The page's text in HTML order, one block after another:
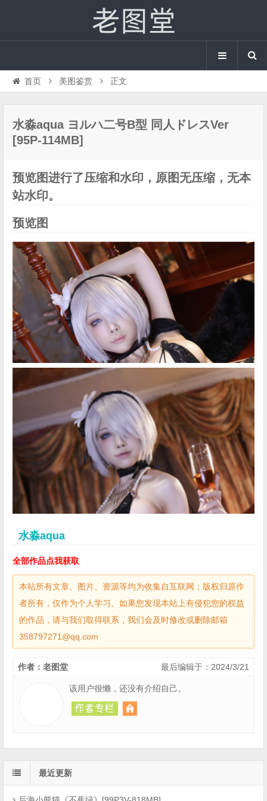
首页 美图鉴赏 正文
水淼aqua ヨルハ二号B型 同人ドレスVer
[95P-114MB]
预览图进行了压缩和水印，原图无压缩，无本
站水印。
预览图
水淼aqua
全部作品点我获取
本站所有文章、图片、资源等均为收集自互联网；版权归原作
者所有，仅作为个人学习、如果您发现本站上有侵犯您的权益
的作品，请与我们取得联系，我们会及时修改或删除邮箱
358797271@qq.com
最后编辑于：2024/3/21
作者：老图堂
该用户很懒，还没有介绍自己。
最近更新